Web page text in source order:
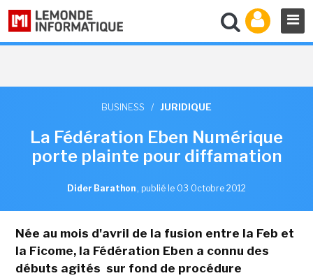
BUSINESS / JURIDIQUE
La Fédération Eben Numérique
porte plainte pour diffamation
Dider Barathon , publié le 03 Octobre 2012
Née au mois d'avril de la fusion entre la Feb et
la Ficome, la Fédération Eben a connu des
débuts agités sur fond de procédure